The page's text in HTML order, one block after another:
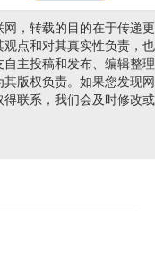
，转载的目的在于传递更
点和对其真实性负责，也
主投稿和发布、编辑整理
版权负责。如果您发现网
联系，我们会及时修改或